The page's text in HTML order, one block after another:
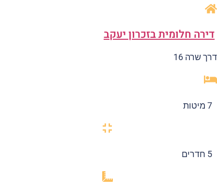
חלומית בזכרון יעקב
שרה 16